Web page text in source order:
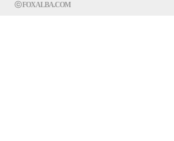
ⓒ FOXALBA.COM